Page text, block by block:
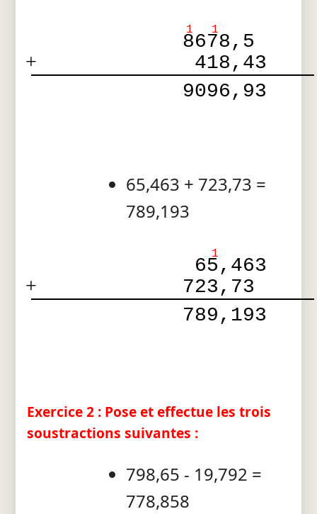
1 1
8678,5
+
418,43
9096,93
65,463 + 723,73 =
789,193
1
65,463
+
723,73
789,193
Exercice 2 : Pose et effectue les trois
soustractions suivantes :
798,65 - 19,792 =
778,858